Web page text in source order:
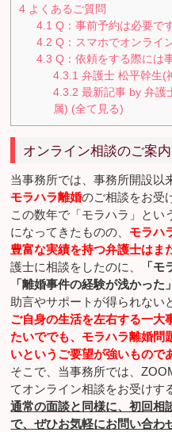
4 よくあるご質問
4.1 Q：事前予約は必要で
4.2 Q：スマホでオンライ
4.3 Q：依頼をする際には
4.3.1 弁護士 松平幹生(
4.3.2 最新記事 by 弁護
属) (全て見る)
オンライン相談のご案内
当事務所では、事務所開設以
モラハラ離婚のご相談をお受
この数年で「モラハラ」とい
になってきたものの、 モラハ
豊富な実績を持つ弁護士はま
護士に相談をしたのに、
「
「離婚事件の経験が浅かった」
助言やサポートが得られない
ご自身の生活を左右する一大
たいででも、モラハラ離婚問
いというご要望が強いもので
そこで、当事務所では、
てオンライン相談をお受けす
通常の面談と同様に、初回相
で、ぜひお気軽にお問い合わ